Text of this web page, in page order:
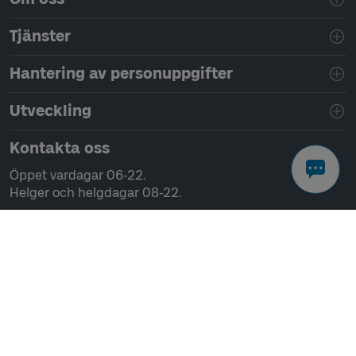
Tjänster
Hantering av personuppgifter
Utveckling
Kontakta oss
Öppet vardagar 06-22.
Helger och helgdagar 08-22.